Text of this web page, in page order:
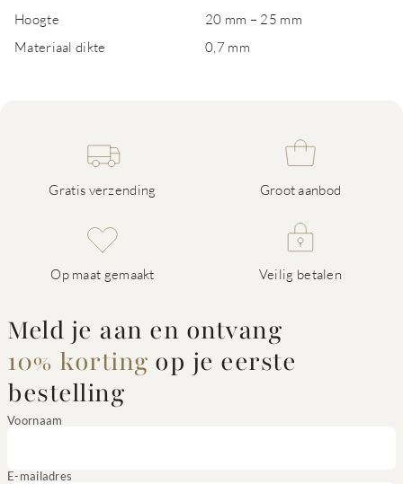
Hoogte
20 mm – 25 mm
Materiaal dikte
0,7 mm
Gratis verzending Groot aanbod
Op maat gemaakt Veilig betalen
Meld je aan en ontvang
10% korting op je eerste
bestelling
Voornaam
E-mailadres